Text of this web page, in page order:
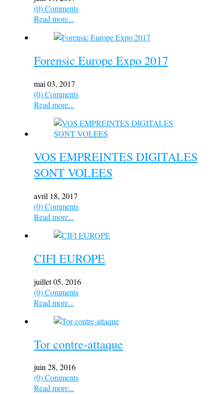
(0) Comments
Read more...
Forensic Europe Expo 2017
mai 03, 2017
(0) Comments
Read more...
VOS EMPREINTES DIGITALES
SONT VOLEES
avril 18, 2017
(0) Comments
Read more...
CIFI EUROPE
juillet 05, 2016
(0) Comments
Read more...
Tor contre-attaque
juin 28, 2016
(0) Comments
Read more...